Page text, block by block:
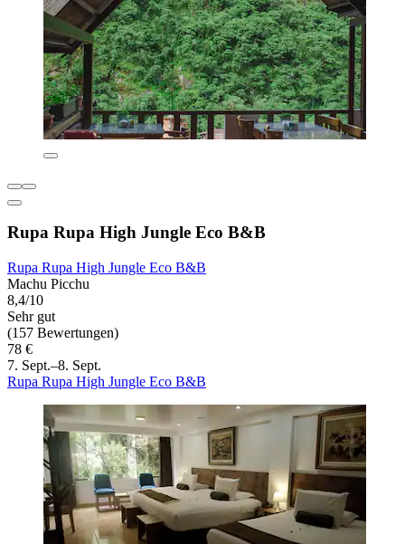
Rupa Rupa High Jungle Eco B&B
Rupa Rupa High Jungle Eco B&B
Machu Picchu
8,4/10
Sehr gut
(157 Bewertungen)
78 €
7. Sept.–8. Sept.
Rupa Rupa High Jungle Eco B&B